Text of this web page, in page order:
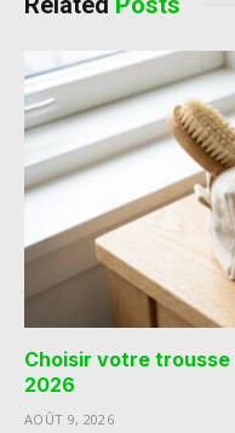
Choisir votre
2026
AOÛT 9, 2026